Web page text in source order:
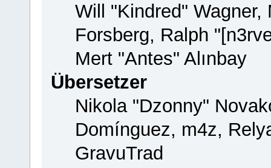
Will "Kindred" Wagner,
Forsberg, Ralph
Mert "Antes" Alınbay
Übersetzer
Nikola "Dzonny"
Domínguez, m4z,
GravuTrad